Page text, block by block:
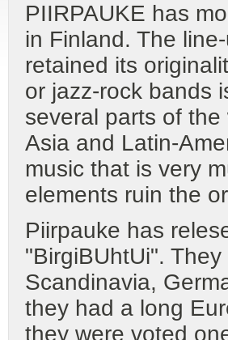
PIIRPAUKE has
in Finland. The
retained its
or jazz-rock bands
several parts of
Asia and Latin-
music that is very
elements ruin the
Piirpauke has
"BirgiBUhtUi".
Scandinavia,
they had a long
they were voted